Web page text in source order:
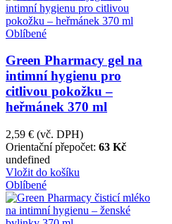
Oblíbené
Green Pharmacy gel na
intimní hygienu pro
citlivou pokožku –
heřmánek 370 ml
2,59 € (vč. DPH)
Orientační přepočet: 63 Kč
undefined
Vložit do košíku
Oblíbené